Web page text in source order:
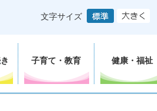
文字サイズ
子育て・教育 健康・福祉